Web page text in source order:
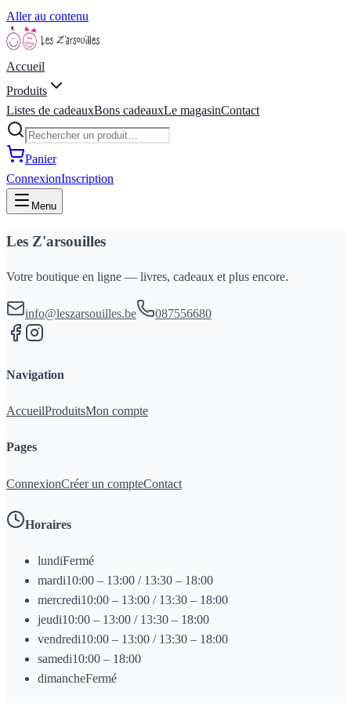
Aller au contenu
Accueil
Produits
Listes de cadeauxBons cadeauxLe magasinContact
Panier
ConnexionInscription
Menu
Les Z'arsouilles
Votre boutique en ligne — livres, cadeaux et plus encore.
info@leszarsouilles.be 087556680
Navigation
AccueilProduitsMon compte
Pages
ConnexionCréer un compteContact
Horaires
lundiFermé
mardi10:00 – 13:00 / 13:30 – 18:00
mercredi10:00 – 13:00 / 13:30 – 18:00
jeudi10:00 – 13:00 / 13:30 – 18:00
vendredi10:00 – 13:00 / 13:30 – 18:00
samedi10:00 – 18:00
dimancheFermé